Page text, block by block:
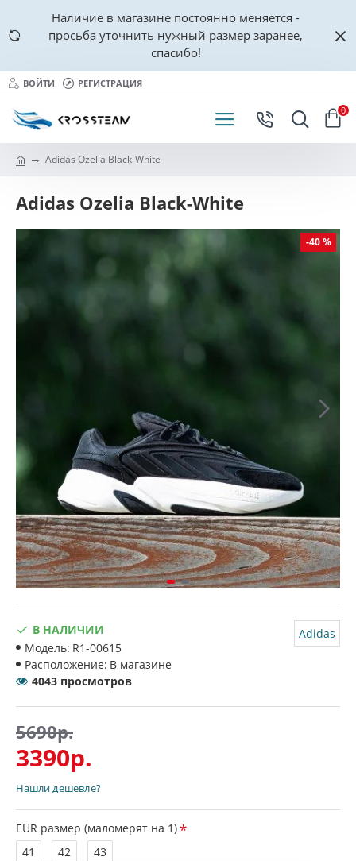
Наличие в магазине постоянно меняется -
просьба уточнить нужный размер заранее,
спасибо!
ВОЙТИ РЕГИСТРАЦИЯ
0
Adidas Ozelia Black-White
Adidas Ozelia Black-White
-40 %
3390р.
5690р.
В НАЛИЧИИ
Модель: R1-00615
Расположение: В магазине
Adidas
4043 просмотров
EUR размер (маломерят на 1)
41
42 43
Нашли дешевле?